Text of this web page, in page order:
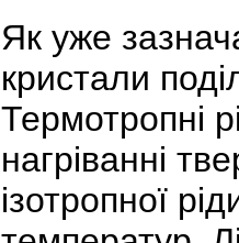
Як уже
кристали
Термотропні
нагріванні
ізотропної